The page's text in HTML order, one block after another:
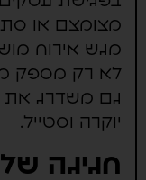
מצומצם או סתם
מגש אירוח
לא רק מספק
גם משדרג את
יוקרה וסטייל.
חגיגה